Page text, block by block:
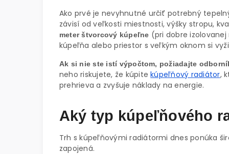
Ako prvé je nevyhnutné určiť potrebný
závisí od veľkosti miestnosti, výšky stropu,
meter štvorcový kúpeľne (pri dobre
kúpeľňa alebo priestor s veľkým oknom si
Ak si nie ste istí výpočtom, požiadajte
neho riskujete, že kúpitekúpeľňový radiátor,
prehrieva a zvyšuje náklady na energie.
Aký typ kúpeľňového
Trh s kúpeľňovými radiátormi dnes ponúka
zapojená.